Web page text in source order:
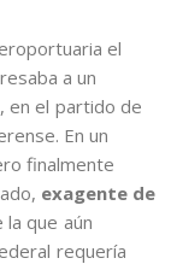
el
a un
en el partido de
En un
finalmente
exagente de
la que aún
requería